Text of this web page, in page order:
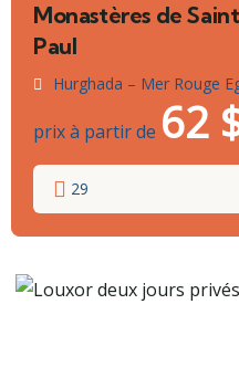
Monastères de
Paul
Hurghada – Mer Rouge
prix à partir de 62
29